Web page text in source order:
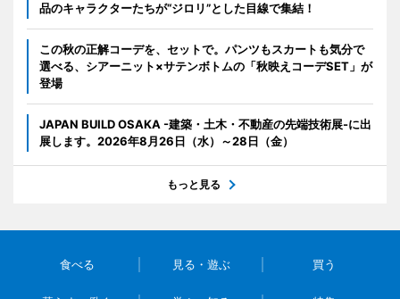
品のキャラクターたちが“ジロリ”とした目線で集結！
この秋の正解コーデを、セットで。パンツもスカートも気分で
選べる、シアーニット×サテンボトムの「秋映えコーデSET」が
登場
JAPAN BUILD OSAKA -建築・土木・不動産の先端技術展-に出
展します。2026年8月26日（水）～28日（金）
もっと見る
食べる 見る・遊ぶ 買う